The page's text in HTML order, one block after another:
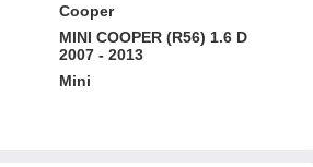
Cooper
MINI COOPER (R56) 1.6 D
2007 - 2013
Mini